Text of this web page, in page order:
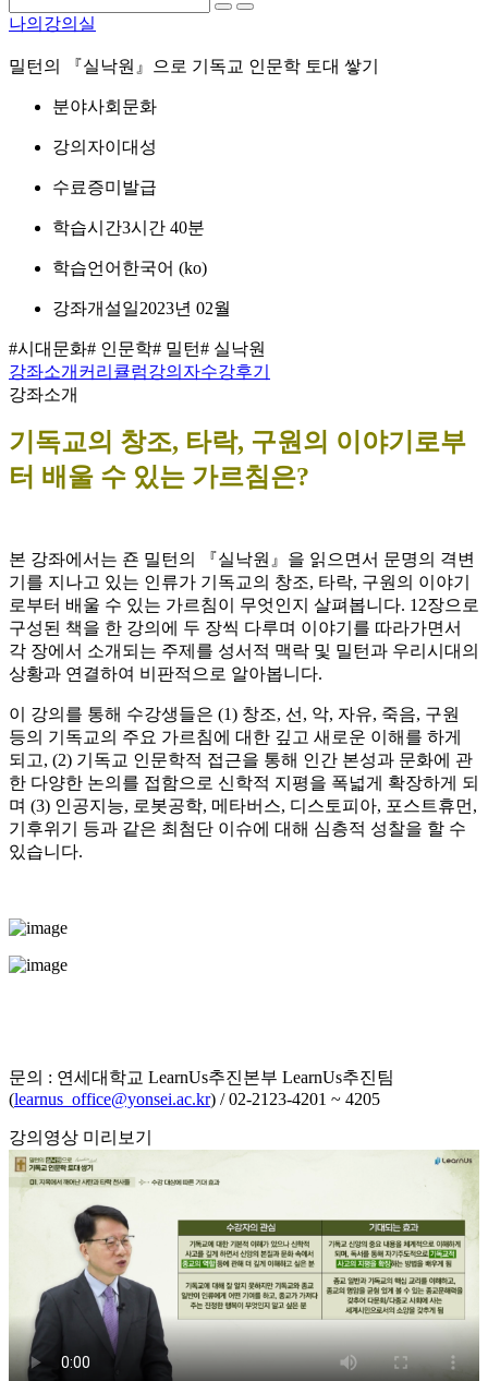
나의강의실
밀턴의 『실낙원』으로 기독교 인문학 토대 쌓기
분야사회문화
강의자이대성
수료증미발급
학습시간3시간 40분
학습언어 한국어 ‎(ko)‎
강좌개설일2023년 02월
#시대문화# 인문학# 밀턴# 실낙원
강좌소개 커리큘럼강의자수강후기
강좌소개
기독교의 창조, 타락, 구원의 이야기로부
터 배울 수 있는 가르침은?
본 강좌에서는 죤 밀턴의 『실낙원』을 읽으면서 문명의 격변
기를 지나고 있는 인류가 기독교의 창조, 타락, 구원의 이야기
로부터 배울 수 있는 가르침이 무엇인지 살펴봅니다. 12장으로
구성된 책을 한 강의에 두 장씩 다루며 이야기를 따라가면서
각 장에서 소개되는 주제를 성서적 맥락 및 밀턴과 우리시대의
상황과 연결하여 비판적으로 알아봅니다.
이 강의를 통해 수강생들은 (1) 창조, 선, 악, 자유, 죽음, 구원
등의 기독교의 주요 가르침에 대한 깊고 새로운 이해를 하게
되고, (2) 기독교 인문학적 접근을 통해 인간 본성과 문화에 관
한 다양한 논의를 접함으로 신학적 지평을 폭넓게 확장하게 되
며 (3) 인공지능, 로봇공학, 메타버스, 디스토피아, 포스트휴먼,
기후위기 등과 같은 최첨단 이슈에 대해 심층적 성찰을 할 수
있습니다.
문의 : 연세대학교 LearnUs추진본부 LearnUs추진팀
(learnus_office@yonsei.ac.kr) / 02-2123-4201 ~ 4205
강의영상 미리보기